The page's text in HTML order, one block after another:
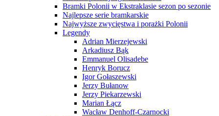
Bramki Polonii w Ekstraklasie sezon po sezonie
Najlepsze serie bramkarskie
Najwyższe zwycięstwa i porażki Polonii
Legendy
Adrian Mierzejewski
Arkadiusz Bąk
Emmanuel Olisadebe
Henryk Borucz
Igor Gołaszewski
Jerzy Bułanow
Jerzy Piekarzewski
Marian Łącz
Wacław Denhoff-Czarnocki